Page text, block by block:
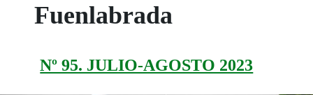
Fuenlabrada
Nº 95. JULIO-AGOSTO 2023